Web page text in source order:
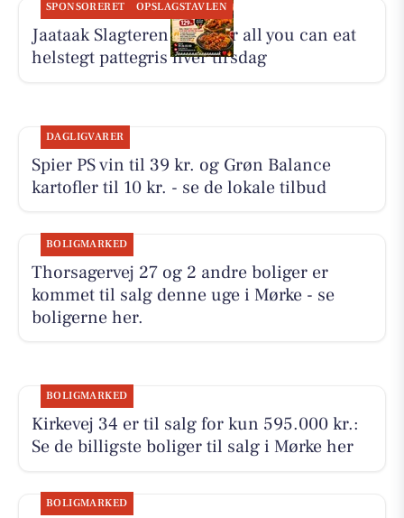
SPONSORERET OPSLAGSTAVLEN
Jaataak Slagteren serverer all you can eat
helstegt pattegris hver tirsdag
DAGLIGVARER
Spier PS vin til 39 kr. og Grøn Balance
kartofler til 10 kr. - se de lokale tilbud
BOLIGMARKED
Thorsagervej 27 og 2 andre boliger er
kommet til salg denne uge i Mørke - se
boligerne her.
BOLIGMARKED
Kirkevej 34 er til salg for kun 595.000 kr.:
Se de billigste boliger til salg i Mørke her
BOLIGMARKED